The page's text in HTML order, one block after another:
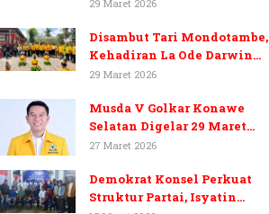
Konawe Selatan
29 Maret 2026
Disambut Tari Mondotambe,
Kehadiran La Ode Darwin
Hangatkan Musda V Golkar
29 Maret 2026
Musda V Golkar Konawe
Selatan Digelar 29 Maret
2026, Dukungan Menguat
27 Maret 2026
Demokrat Konsel Perkuat
Struktur Partai, Isyatin